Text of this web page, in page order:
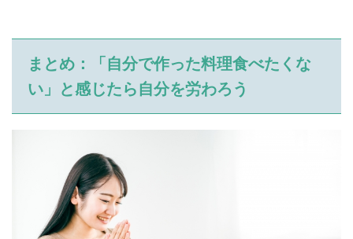
まとめ：「自分で作った料理食べたくな
い」と感じたら自分を労わろう